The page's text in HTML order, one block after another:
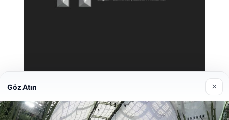
Hastaş Beton
26/05/2026
Göz Atın ×